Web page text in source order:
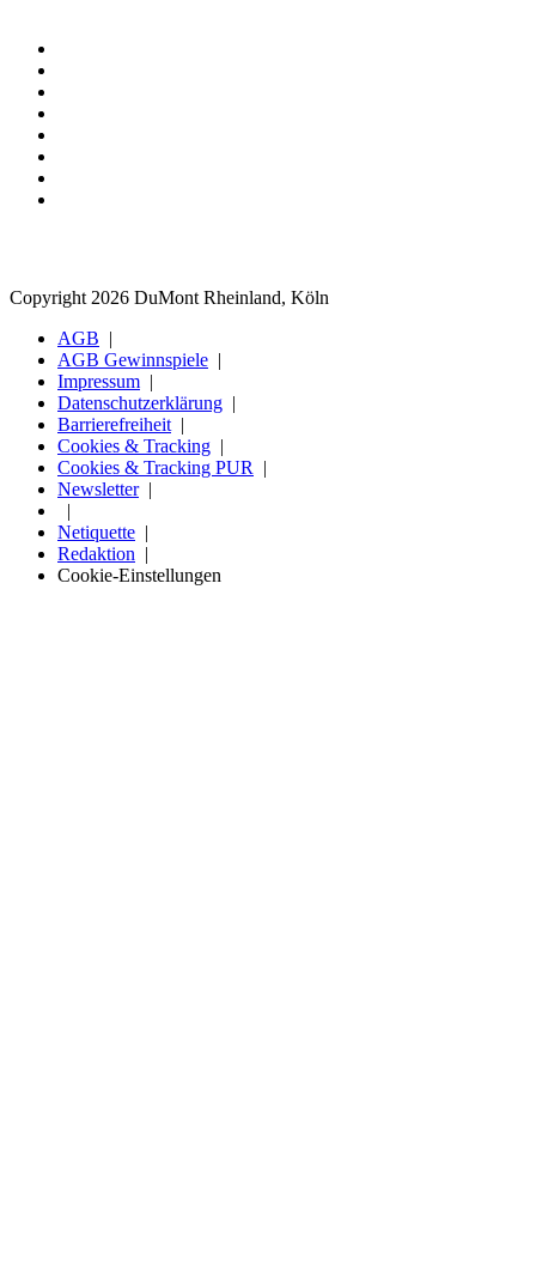
Copyright 2026 DuMont Rheinland, Köln
AGB
AGB Gewinnspiele
Impressum
Datenschutzerklärung
Barrierefreiheit
Cookies & Tracking
Cookies & Tracking PUR
Newsletter
Netiquette
Redaktion
Cookie-Einstellungen